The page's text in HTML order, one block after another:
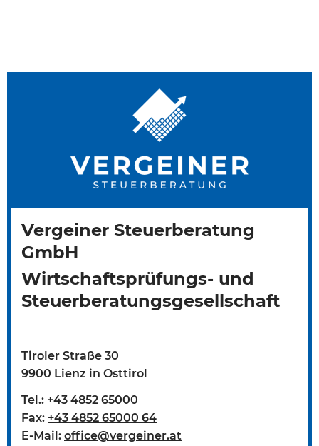
Vergeiner Steuerberatung
GmbH
Wirtschaftsprüfungs- und
Steuerberatungsgesellschaft
Tiroler Straße 30
9900 Lienz in Osttirol
Tel.: +43 4852 65000
Fax: +43 4852 65000 64
E-Mail: office@vergeiner.at